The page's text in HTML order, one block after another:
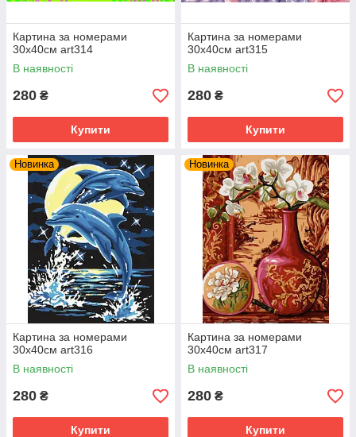
Картина за номерами
30х40см art314
В наявності
280 ₴
Купити
Картина за номерами
30х40см art315
В наявності
280 ₴
Купити
Новинка
Картина за номерами
30х40см art316
В наявності
280 ₴
Купити
Новинка
Картина за номерами
30х40см art317
В наявності
280 ₴
Купити